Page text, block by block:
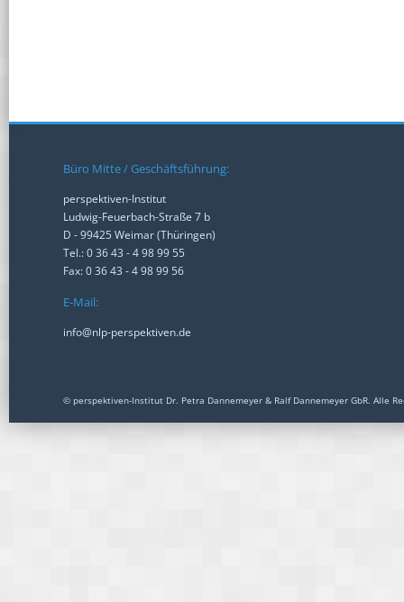
Büro Mitte / Geschäftsführung:
perspektiven-Institut
Ludwig-Feuerbach-Straße 7 b
D - 99425 Weimar (Thüringen)
Tel.: 0 36 43 - 4 98 99 55
Fax: 0 36 43 - 4 98 99 56
E-Mail:
info@nlp-perspektiven.de
© perspektiven-Institut Dr. Petra Dannemeyer & Ralf Dannemeyer GbR. Alle